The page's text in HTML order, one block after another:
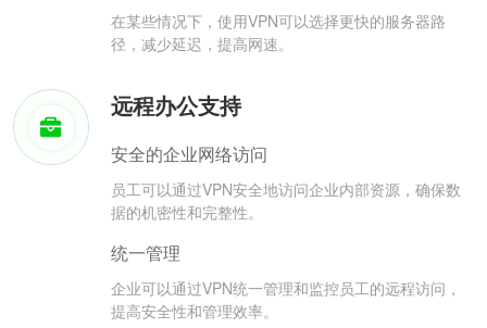
在某些情况下，使用VPN可以选择更快的服务器路
径，减少延迟，提高网速。
远程办公支持
安全的企业网络访问
员工可以通过VPN安全地访问企业内部资源，确保数
据的机密性和完整性。
统一管理
企业可以通过VPN统一管理和监控员工的远程访问，
提高安全性和管理效率。